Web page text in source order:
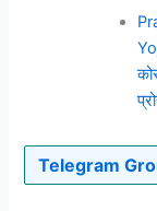
Telegram